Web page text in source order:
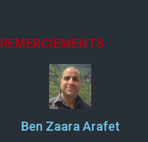
REMERCIEMENTS
Ben Zaara Arafet